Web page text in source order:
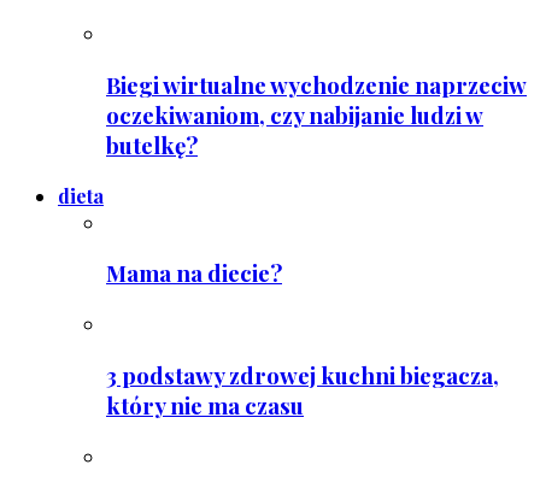
Biegi wirtualne wychodzenie naprzeciw
oczekiwaniom, czy nabijanie ludzi w
butelkę?
dieta
Mama na diecie?
3 podstawy zdrowej kuchni biegacza,
który nie ma czasu